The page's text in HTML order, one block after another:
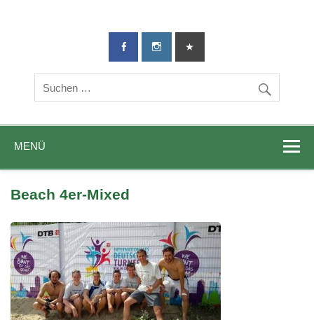
TG-Geislingen
DIE Sportadresse in Geislingen!
MENÜ
Beach 4er-Mixed